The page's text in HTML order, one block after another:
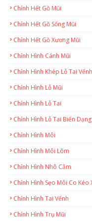
Chỉnh Hết Gồ Mũi
Chỉnh Hết Gồ Sống Mũi
Chỉnh Hết Gồ Xương Mũi
Chỉnh Hình Cánh Mũi
Chỉnh Hình Khép Lỗ Tai Vểnh
Chỉnh Hình Lỗ Mũi
Chỉnh Hình Lỗ Tai
Chỉnh Hình Lỗ Tai Biến Dạng
Chỉnh Hình Môi
Chỉnh Hình Môi Lõm
Chỉnh Hình Nhô Cằm
Chỉnh Hình Sẹo Môi Co Kéo
Chỉnh Hình Tai Vểnh
Chỉnh Hình Trụ Mũi